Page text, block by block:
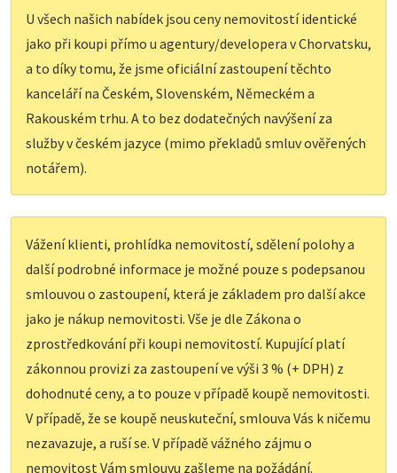
U všech našich nabídek jsou ceny nemovitostí identické
jako při koupi přímo u agentury/developera v Chorvatsku,
a to díky tomu, že jsme oficiální zastoupení těchto
kanceláří na Českém, Slovenském, Německém a
Rakouském trhu. A to bez dodatečných navýšení za
služby v českém jazyce (mimo překladů smluv ověřených
notářem).
Vážení klienti, prohlídka nemovitostí, sdělení polohy a
další podrobné informace je možné pouze s podepsanou
smlouvou o zastoupení, která je základem pro další akce
jako je nákup nemovitosti. Vše je dle Zákona o
zprostředkování při koupi nemovitostí. Kupující platí
zákonnou provizi za zastoupení ve výši 3 % (+ DPH) z
dohodnuté ceny, a to pouze v případě koupě nemovitosti.
V případě, že se koupě neuskuteční, smlouva Vás k ničemu
nezavazuje, a ruší se. V případě vážného zájmu o
nemovitost Vám smlouvu zašleme na požádání.